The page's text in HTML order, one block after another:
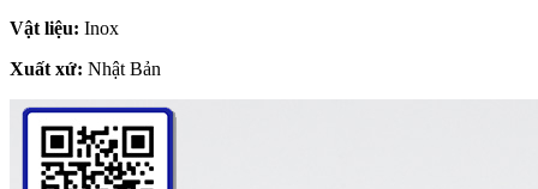
Vật liệu: Inox
Xuất xứ: Nhật Bản